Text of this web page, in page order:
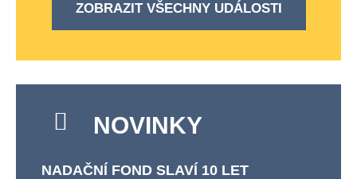
ZOBRAZIT VŠECHNY UDÁLOSTI
NOVINKY
NADAČNÍ FOND SLAVÍ 10 LET